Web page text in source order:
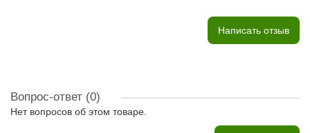
Написать отзыв
Вопрос-ответ (0)
Нет вопросов об этом товаре.